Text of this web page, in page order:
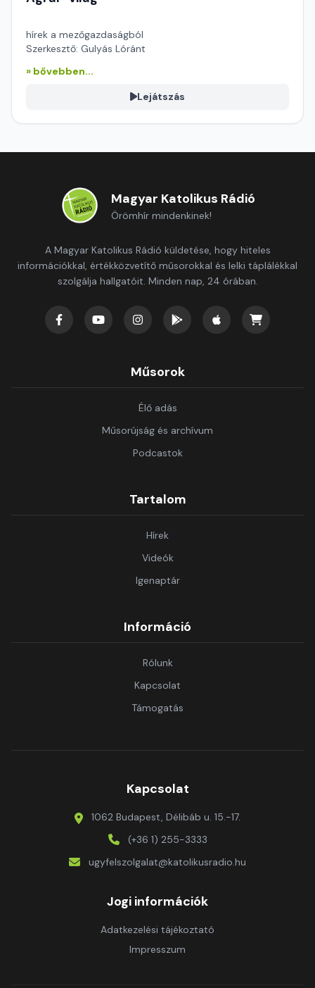
hírek a mezőgazdaságból
Szerkesztő: Gulyás Lóránt
» bővebben...
Lejátszás
Magyar Katolikus Rádió
Örömhír mindenkinek!
A Magyar Katolikus Rádió küldetése, hogy hiteles
információkkal, értékközvetítő műsorokkal és lelki táplálékkal
szolgálja hallgatóit. Minden nap, 24 órában.
Műsorok
Élő adás
Műsorújság és archívum
Podcastok
Tartalom
Hírek
Videók
Igenaptár
Információ
Rólunk
Kapcsolat
Támogatás
Kapcsolat
1062 Budapest, Délibáb u. 15.-17.
(+36 1) 255-3333
ugyfelszolgalat@katolikusradio.hu
Jogi információk
Adatkezelési tájékoztató
Impresszum